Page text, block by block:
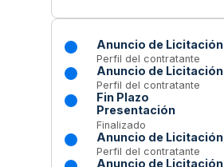
Anuncio de Licitación
Perfil del contratante
Anuncio de Licitación
Perfil del contratante
Fin Plazo
Presentación
Finalizado
Anuncio de Licitación
Perfil del contratante
Anuncio de Licitación